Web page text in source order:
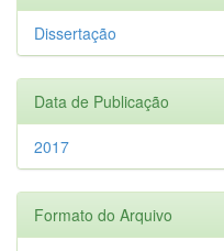
Dissertação
Data de Publicação
2017
Formato do Arquivo